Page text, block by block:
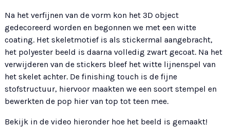
Na het verfijnen van de vorm kon het 3D object
gedecoreerd worden en begonnen we met een witte
coating. Het skeletmotief is als stickermal aangebracht,
het polyester beeld is daarna volledig zwart gecoat. Na het
verwijderen van de stickers bleef het witte lijnenspel van
het skelet achter. De finishing touch is de fijne
stofstructuur, hiervoor maakten we een soort stempel en
bewerkten de pop hier van top tot teen mee.
Bekijk in de video hieronder hoe het beeld is gemaakt!